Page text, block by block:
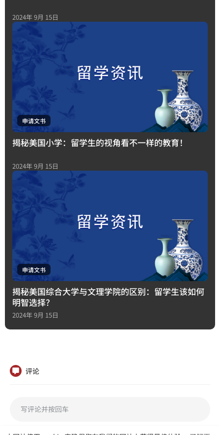
2024年 9月 15日
申请文书
揭秘美国小学：留学生的视角看不一样的教育！
2024年 9月 15日
申请文书
揭秘美国综合大学与文理学院的区别：留学生该如何
明智选择？
2024年 9月 15日
评论